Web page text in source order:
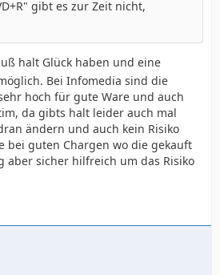
gibt es zur Zeit nicht,
halt Glück haben und eine
Bei Infomedia sind die
hoch für gute Ware und auch
da gibts halt leider auch mal
ändern und auch kein Risiko
bei guten Chargen wo die gekauft
sicher hilfreich um das Risiko